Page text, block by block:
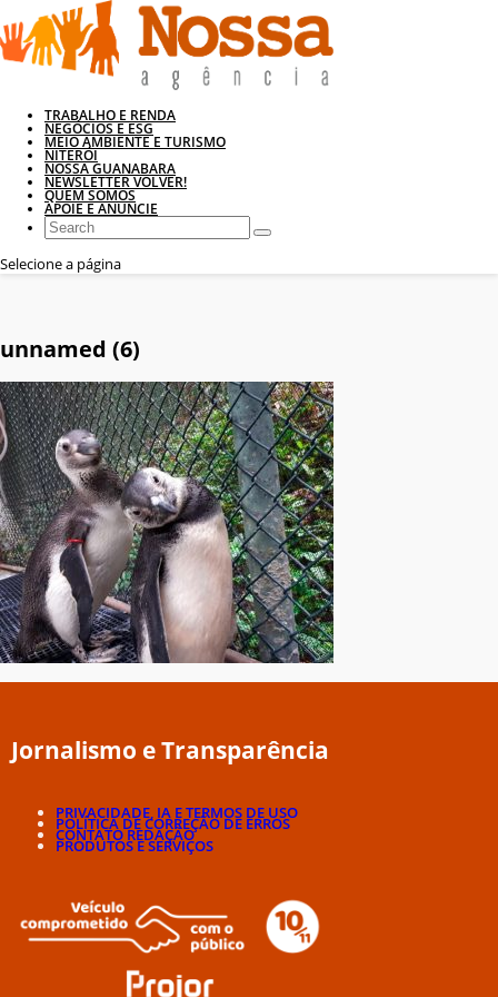
TRABALHO E RENDA
NEGÓCIOS E ESG
MEIO AMBIENTE E TURISMO
NITERÓI
NOSSA GUANABARA
NEWSLETTER VOLVER!
QUEM SOMOS
APOIE E ANUNCIE
Selecione a página
unnamed (6)
Jornalismo e Transparência
PRIVACIDADE, IA E TERMOS DE USO
POLÍTICA DE CORREÇÃO DE ERROS
CONTATO REDAÇÃO
PRODUTOS E SERVIÇOS